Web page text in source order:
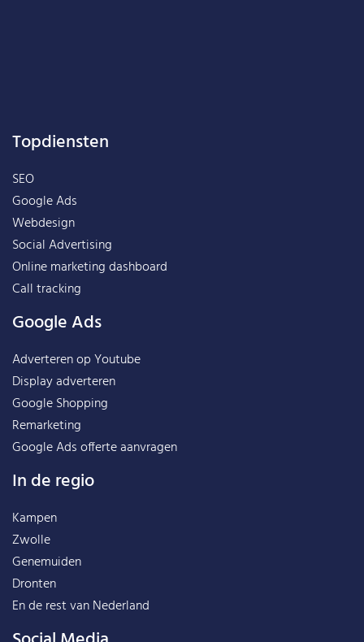
Topdiensten
SEO
Google Ads
Webdesign
Social Advertising
Online marketing dashboard
Call tracking
Google Ads
Adverteren op Youtube
Display adverteren
Google Shopping
Remarketing
Google Ads offerte aanvragen
In de regio
Kampen
Zwolle
Genemuiden
Dronten
En de rest vanNederland